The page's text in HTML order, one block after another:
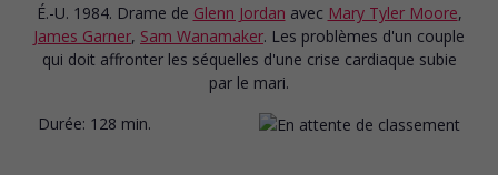
É.-U. 1984. Drame de Glenn Jordan avec Mary Tyler Moore,
James Garner, Sam Wanamaker. Les problèmes d'un couple
qui doit affronter les séquelles d'une crise cardiaque subie
par le mari.
Durée: 128 min.